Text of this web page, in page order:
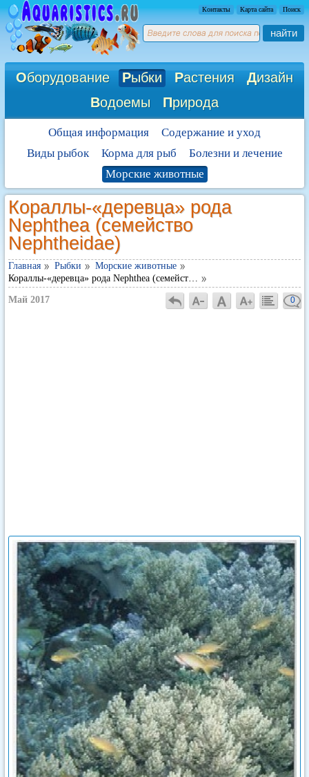
Контакты Карта сайта Поиск
найти
Оборудование Рыбки Растения Дизайн
Водоемы Природа
Общая информация
Содержание и уход
Виды рыбок
Корма для рыб
Болезни и лечение
Морские животные
Кораллы-«деревца» рода
Nephthea (семейство
Nephtheidae)
Главная Рыбки
Морские животные
Кораллы-«деревца» рода Nephthea (семейст…
Май 2017 0